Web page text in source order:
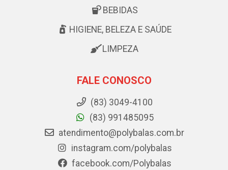
BEBIDAS
HIGIENE, BELEZA E SAÚDE
LIMPEZA
FALE CONOSCO
(83) 3049-4100
(83) 991485095
atendimento@polybalas.com.br
instagram.com/polybalas
facebook.com/Polybalas